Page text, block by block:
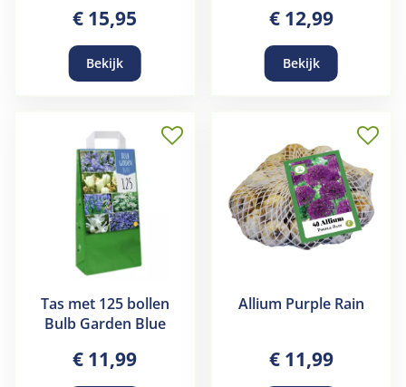
€ 15,95
Bekijk
€ 12,99
Bekijk
Tas met 125 bollen
Bulb Garden Blue
€ 11,99
Allium Purple Rain
€ 11,99